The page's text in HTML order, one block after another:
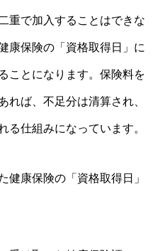
重で加入することはできな
康保険の「資格取得日」に
ことになります。保険料を
れば、不足分は清算され、
る仕組みになっています。
健康保険の「資格取得日」